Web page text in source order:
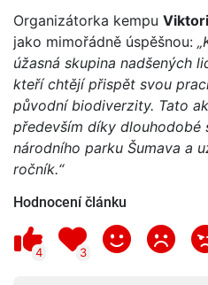
Organizátorka kempu
jako mimořádně úspěšnou:
úžasná skupina nadšených
kteří chtějí přispět svou
původní biodiverzity. Tato
především díky dlouhodobé
národního parku Šumava a
ročník.“
Hodnocení článku
4 3